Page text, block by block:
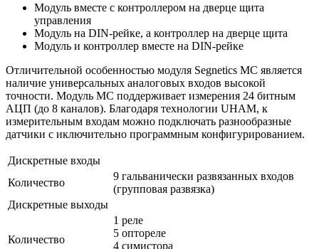
Модуль вместе с контроллером на дверце щита
управления
Модуль на DIN-рейке, а контроллер на дверце щита
Модуль и контроллер вместе на DIN-рейке
Отличительной особенностью модуля Segnetics MC является
наличие универсальных аналоговых входов высокой
точности. Модуль МС поддерживает измерения 24 битным
АЦП (до 8 каналов). Благодаря технологии UHAM, к
измерительным входам можно подключать разнообразные
датчики с иключительно программным конфигурированием.
Дискретные входы
Количество
9 гальванически развязанных входов
(групповая развязка)
Дискретные выходы
Количество
1 реле
5 оптореле
4 симистора